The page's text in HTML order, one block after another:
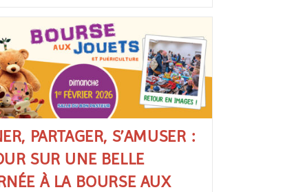
PARTAGER, S’AMUSER :
SUR UNE BELLE
À LA BOURSE AUX